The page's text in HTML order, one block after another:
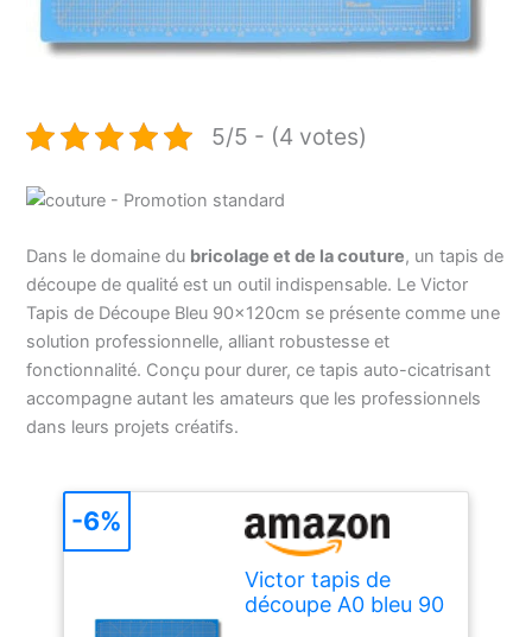
5/5 - (4 votes)
Dans le domaine du bricolage et de la couture, un tapis de
découpe de qualité est un outil indispensable. Le Victor
Tapis de Découpe Bleu 90x120cm se présente comme une
solution professionnelle, alliant robustesse et
fonctionnalité. Conçu pour durer, ce tapis auto-cicatrisant
accompagne autant les amateurs que les professionnels
dans leurs projets créatifs.
Victor tapis de
découpe A0 bleu 90
-6%